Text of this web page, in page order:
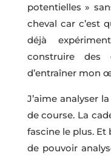
potentielles »
cheval car c’est
déjà
construire des
d’entraîner mon
J’aime analyser
de course. La
fascine le plus.
de pouvoir